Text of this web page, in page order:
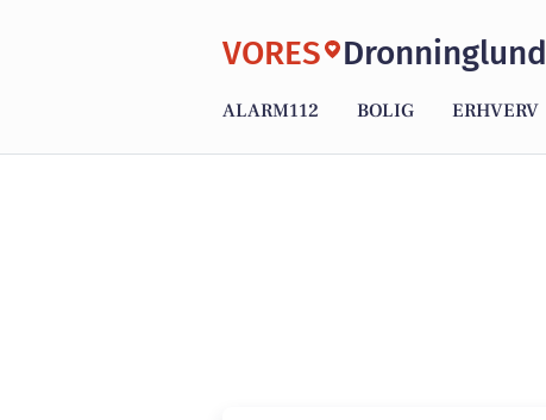
VORES Dronninglund
ALARM112 BOLIG ERHVERV